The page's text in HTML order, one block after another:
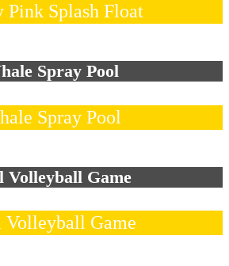
Pink Splash Float
Spray Pool
Spray Pool
Volleyball Game
Volleyball Game